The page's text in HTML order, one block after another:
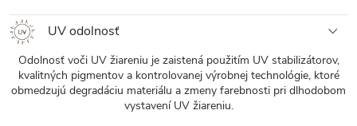
UV odolnosť
Odolnosť voči UV žiareniu je zaistená použitím UV stabilizátorov,
kvalitných pigmentov a kontrolovanej výrobnej technológie, ktoré
obmedzujú degradáciu materiálu a zmeny farebnosti pri dlhodobom
vystavení UV žiareniu.